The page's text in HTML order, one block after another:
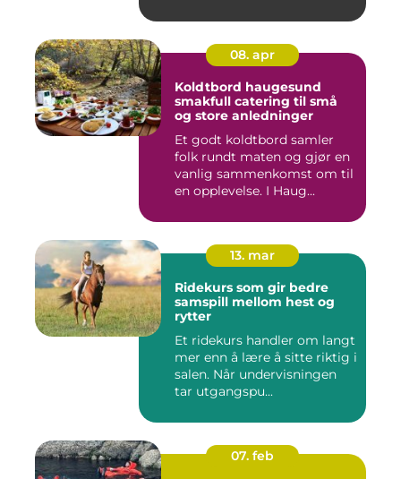
08. apr
Koldtbord haugesund
smakfull catering til små
og store anledninger
Et godt koldtbord samler
folk rundt maten og gjør en
vanlig sammenkomst om til
en opplevelse. I Haug...
13. mar
Ridekurs som gir bedre
samspill mellom hest og
rytter
Et ridekurs handler om langt
mer enn å lære å sitte riktig i
salen. Når undervisningen
tar utgangspu...
07. feb